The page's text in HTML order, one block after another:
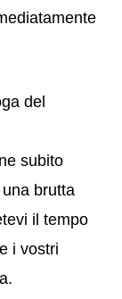
del
subito
brutta
il tempo
i vostri